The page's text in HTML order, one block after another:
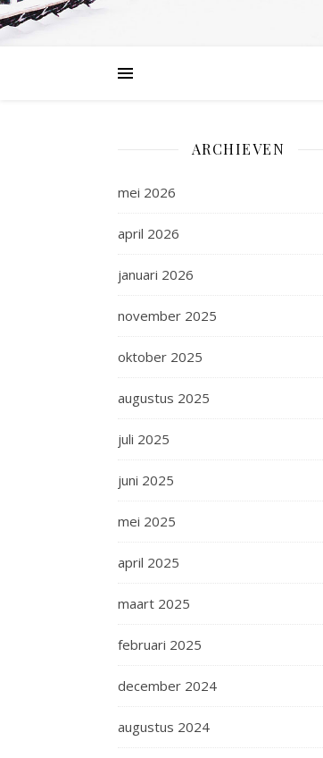
ARCHIEVEN
mei 2026
april 2026
januari 2026
november 2025
oktober 2025
augustus 2025
juli 2025
juni 2025
mei 2025
april 2025
maart 2025
februari 2025
december 2024
augustus 2024